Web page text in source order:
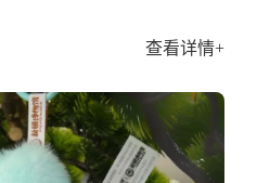
查看详情+